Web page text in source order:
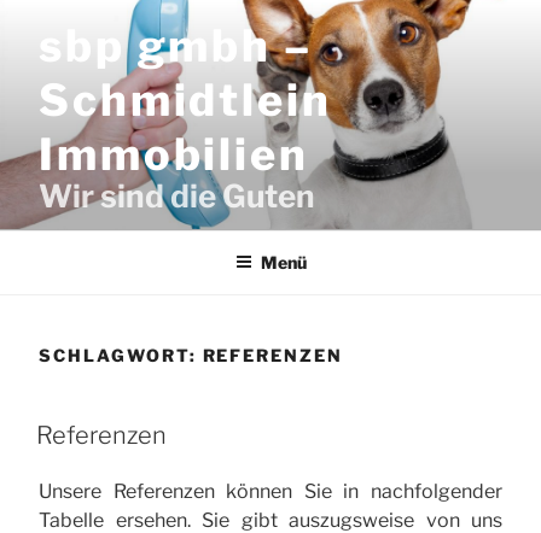
sbp gmbh –
Schmidtlein
Immobilien
Wir sind die Guten
Menü
SCHLAGWORT: REFERENZEN
Referenzen
Unsere Referenzen können Sie in nachfolgender
Tabelle ersehen. Sie gibt auszugsweise von uns